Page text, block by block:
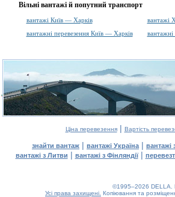
Вільні вантажі й попутний транспорт
вантажі Київ — Харків вантажі
вантажні перевезення Київ — Харків
Ціна перевезення| Вартість
знайти вантаж | вантажі Україна | вантажі
вантажі з Литви | вантажі з Фінляндії|
©1995–2026 DELLA.
Усі права захищені. Копіювання та